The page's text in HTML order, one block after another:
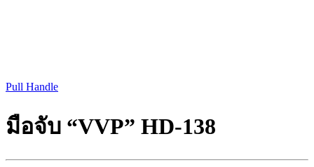
Pull Handle
มือจับ “VVP” HD-138